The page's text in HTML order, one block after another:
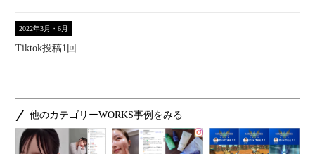
2022年3月・6月
Tiktok投稿1回
他のカテゴリーWORKS事例をみる